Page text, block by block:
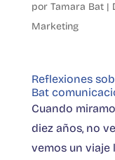
por Tamara Bat|
Marketing
Reflexiones
Bat
Cuando
diez años, no
vemos un viaje